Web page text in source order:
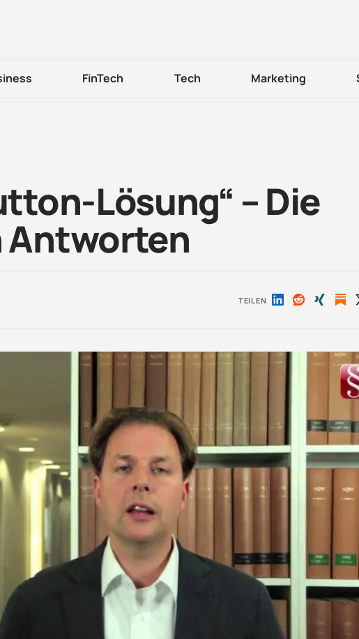
FinTech Tech Marketing
Lösung“ – Die
TEILEN Auf Auf Auf